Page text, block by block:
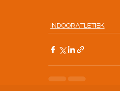
INDOORATLETIEK